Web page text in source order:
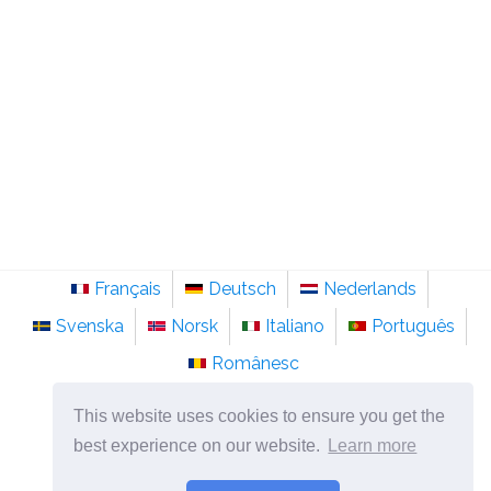
This website uses cookies to ensure you get the
best experience on our website.
Learn more
Français Deutsch
Nederlands
Svenska
Norsk Italiano
Português
Românesc
©2026no.sainte-anastasie.org
Psykologi, filosofi og tenkning om livet.